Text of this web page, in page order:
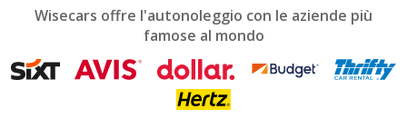
mark
get
the
Wisecars offre l'autonoleggio con le aziende più
famose al mondo